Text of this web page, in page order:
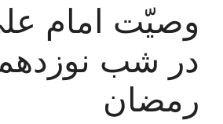
وصیّت امام
در شب
رمضان